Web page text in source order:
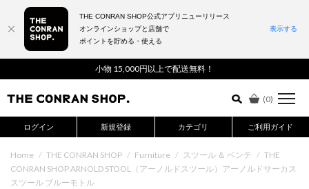
小物 15,000円以上で配送無料！
(0)
ログイン 新規登録 カテゴリ ご利用ガイド
詳細検索はこちら
Home / THE CONRAN SHOP / Furniture / スツール ＆ ベンチ / THE
CONRAN SHOP ARNOLD STOOL（アーノルドスツール）アーノルドサーカス
スツール ブルーモトル
THE CONRAN SHOP公式アプリニューリリース
オンラインショップと店舗で
ポイントを貯める・使える
表示する